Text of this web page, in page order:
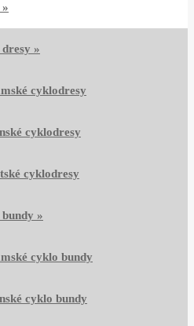
»
»
cyklodresy
cyklodresy
cyklodresy
»
cyklo bundy
cyklo bundy